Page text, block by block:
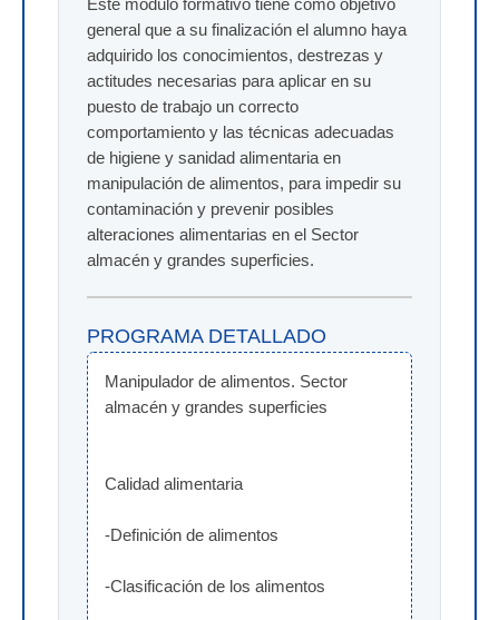
Este módulo formativo tiene como objetivo
general que a su finalización el alumno haya
adquirido los conocimientos, destrezas y
actitudes necesarias para aplicar en su
puesto de trabajo un correcto
comportamiento y las técnicas adecuadas
de higiene y sanidad alimentaria en
manipulación de alimentos, para impedir su
contaminación y prevenir posibles
alteraciones alimentarias en el Sector
almacén y grandes superficies.
PROGRAMA DETALLADO
Manipulador de alimentos. Sector
almacén y grandes superficies
Calidad alimentaria
-Definición de alimentos
-Clasificación de los alimentos